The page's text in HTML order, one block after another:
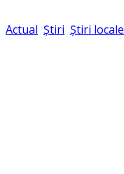
Actual Știri Știri locale